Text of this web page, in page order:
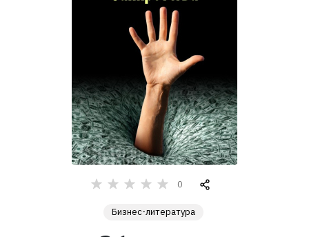
0
Бизнес-литература